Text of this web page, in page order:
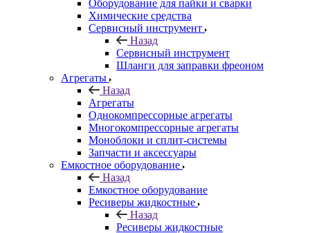
Оборудование для пайки и сварки
Химические средства
Сервисный инструмент
Назад
Сервисный инструмент
Шланги для заправки фреоном
Агрегаты
Назад
Агрегаты
Однокомпрессорные агрегаты
Многокомпрессорные агрегаты
Моноблоки и сплит-системы
Запчасти и аксессуары
Емкостное оборудование
Назад
Емкостное оборудование
Ресиверы жидкостные
Назад
Ресиверы жидкостные